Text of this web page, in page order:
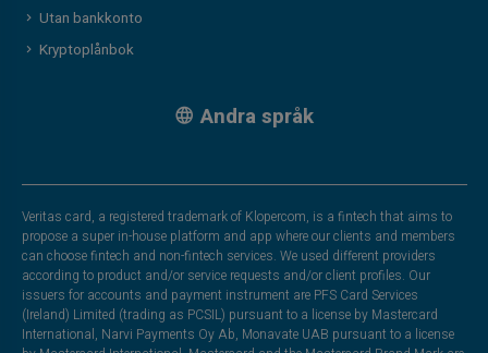
Utan bankkonto
Kryptoplånbok
Andra språk
Veritas card, a registered trademark of Klopercom, is a fintech that aims to
propose a super in-house platform and app where our clients and members
can choose fintech and non-fintech services. We used different providers
according to product and/or service requests and/or client profiles. Our
issuers for accounts and payment instrument are PFS Card Services
(Ireland) Limited (trading as PCSIL) pursuant to a license by Mastercard
International, Narvi Payments Oy Ab, Monavate UAB pursuant to a license